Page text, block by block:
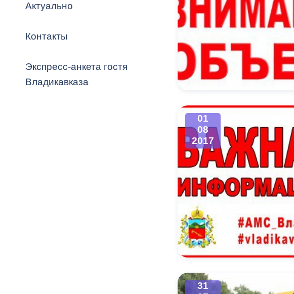
Владикавказ
Распоряжения, постановления
Оценка деятельности органов
местного самоуправления
Открытые данные
Информация о результатах
проверок
Муниципальный контроль
Актуально
Контакты
Экспресс-анкета гостя
Владикавказа
01
08
2017
31